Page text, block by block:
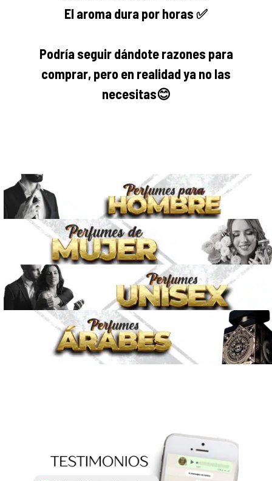
El aroma dura por horas ✅
Podría seguir dándote razones para
comprar, pero en realidad ya no las
necesitas😊